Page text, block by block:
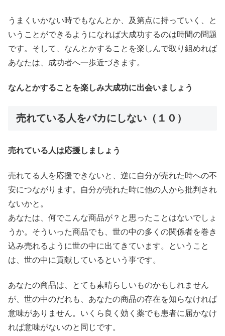
うまくいかない時でもなんとか、及第点に持っていく、と
いうことができるようになれば大成功するのは時間の問題
です。そして、なんとかすることを楽しんで取り組めれば
あなたは、成功者へ一歩近づきます。
なんとかすることを楽しみ大成功に出会いましょう
売れている人をバカにしない（１０）
売れている人は応援しましょう
売れてる人を応援できないと、逆に自分が売れた時への不
安につながります。自分が売れた時に他の人から批判され
ないかと。
あなたは、何でこんな商品が？と思ったことはないでしょ
うか。そういった商品でも、世の中の多くの関係者を巻き
込み売れるように世の中に出てきています。ということ
は、世の中に貢献しているという事です。
あなたの商品は、とても素晴らしいものかもしれません
が、世の中のだれも、あなたの商品の存在を知らなければ
意味がありません。いくら良く効く薬でも患者に届かなけ
れば意味がないのと同じです。